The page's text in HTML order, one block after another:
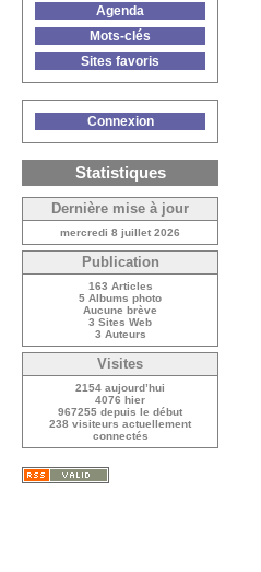
Agenda
Mots-clés
Sites favoris
Connexion
Statistiques
Dernière mise à jour
mercredi 8 juillet 2026
Publication
163 Articles
5 Albums photo
Aucune brève
3 Sites Web
3 Auteurs
Visites
2154 aujourd’hui
4076 hier
967255 depuis le début
238 visiteurs actuellement
connectés